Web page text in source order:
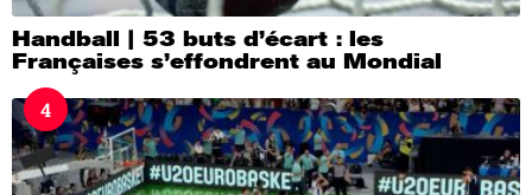
Handball | 53 buts d’écart : les
Françaises s’effondrent au Mondial
4